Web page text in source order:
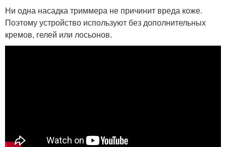
Ни одна насадка триммера не причинит вреда коже.
Поэтому устройство используют без дополнительных
кремов, гелей или лосьонов.